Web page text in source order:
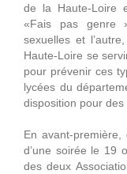
de la Haute-Loire
«Fais pas genre
sexuelles et
Haute-Loire se
pour prévenir ces
lycées du
disposition pour
En avant-
d’une soirée le 19
des deux